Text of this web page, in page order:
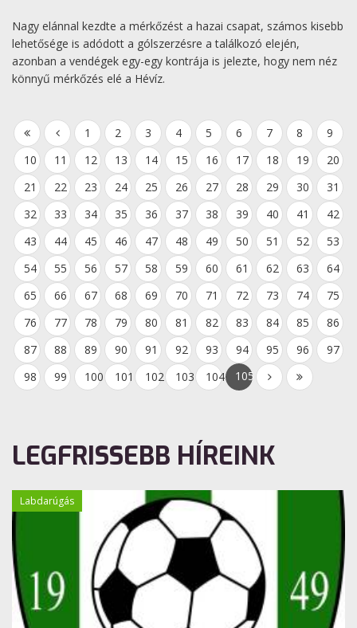
Nagy elánnal kezdte a mérkőzést a hazai csapat, számos kisebb
lehetősége is adódott a gólszerzésre a találkozó elején,
azonban a vendégek egy-egy kontrája is jelezte, hogy nem néz
könnyű mérkőzés elé a Hévíz.
1 2 3 4 5 6 7 8
9
10
11 12 13 14 15 16 17 18 19
20
21
22 23 24 25 26 27 28 29 30
31
32
33 34 35 36 37 38 39 40 41
42
43
44 45 46 47 48 49 50 51 52
53
54
55 56 57 58 59 60 61 62 63
64
65
66 67 68 69 70 71 72 73 74
75
76
77 78 79 80 81 82 83 84 85
86
87
88 89 90 91 92 93 94 95 96
97
98
99 100 101 102 103 104 105
LEGFRISSEBB HÍREINK
Labdarúgás